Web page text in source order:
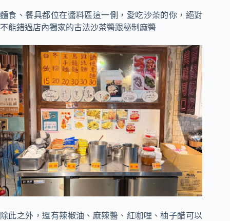
麵食、餐具都位在醬料區這一側，愛吃沙茶的你，絕對
不能錯過店內獨家的古法沙茶醬跟秘制麻醬
除此之外，還有辣椒油、麻辣醬、紅咖哩、柚子醋可以